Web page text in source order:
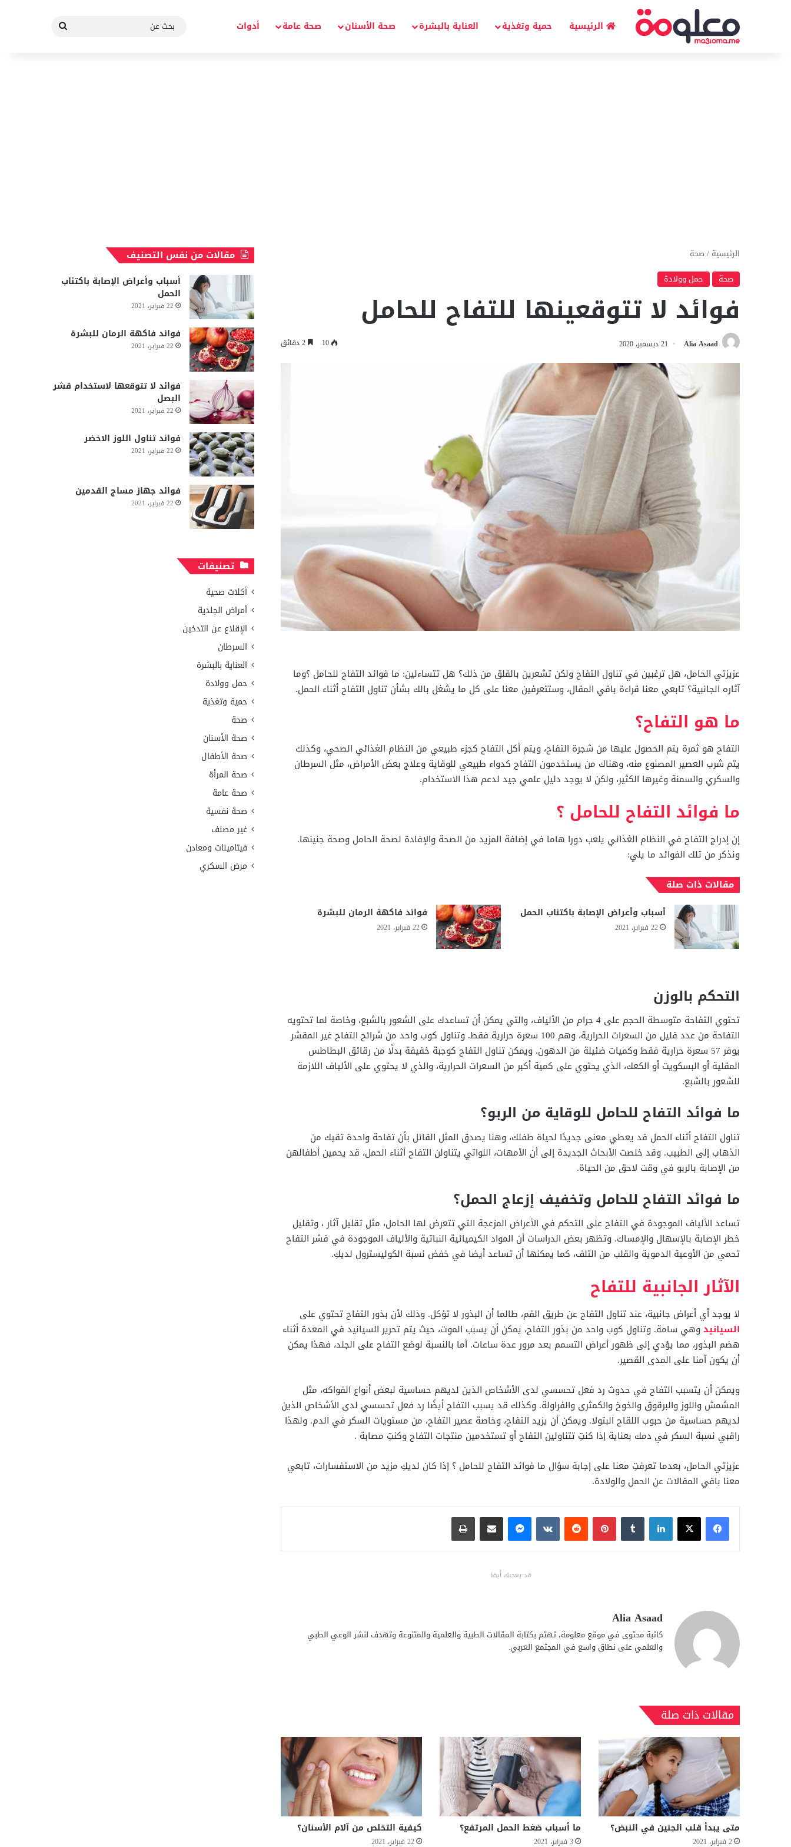
الرئيسية حمية وتغذية العناية بالبشرة صحة الأسنان صحة عامة أدوات
بحث
الرئيسية /صحة
صحة
حمل وولادة
فوائد لا تتوقعينها للتفاح للحامل
Alia Asaad 21 ديسمبر، 2020 10
عزيزتي الحامل، هل ترغبين في تناول التفاح ولكن تشعرين بالقلق من ذلك؟ هل تتساءلين: ما فوائد التفاح للحامل ؟وما
آثاره الجانبية؟ تابعي معنا قراءة باقي المقال، وستتعرفين معنا على كل ما يشغل بالك بشأن تناول التفاح أثناء الحمل.
ما هو التفاح؟
التفاح هو ثمرة يتم الحصول عليها من شجرة التفاح، ويتم أكل التفاح كجزء طبيعي من النظام الغذائي الصحي، وكذلك
يتم شرب العصير المصنوع منه، وهناك من يستخدمون التفاح كدواء طبيعي للوقاية وعلاج بعض الأمراض، مثل السرطان
والسكري والسمنة وغيرها الكثير، ولكن لا يوجد دليل علمي جيد لدعم هذا الاستخدام.
ما فوائد التفاح للحامل ؟
إن إدراج التفاح في النظام الغذائي يلعب دورا هاما في إضافة المزيد من الصحة والإفادة لصحة الحامل وصحة جنينها.
ونذكر من تلك الفوائد ما يلي:
مقالات ذات صلة
أسباب وأعراض الإصابة باكتئاب الحمل
22 فبراير، 2021
فوائد فاكهة الرمان للبشرة
22 فبراير، 2021
التحكم بالوزن
تحتوي التفاحة متوسطة الحجم على 4 جرام من الألياف، والتي يمكن أن تساعدك على الشعور بالشبع، وخاصة لما تحتويه
التفاحة من عدد قليل من السعرات الحرارية، وهم 100 سعرة حرارية فقط. وتناول كوب واحد من شرائح التفاح غير المقشر
يوفر 57 سعرة حرارية فقط وكميات ضئيلة من الدهون. ويمكن تناول التفاح كوجبة خفيفة بدلًا من رقائق البطاطس
المقلية أو البسكويت أو الكعك، الذي يحتوي على كمية أكبر من السعرات الحرارية، والذي لا يحتوي على الألياف اللازمة
للشعور بالشبع.
ما فوائد التفاح للحامل للوقاية من الربو؟
تناول التفاح أثناء الحمل قد يعطي معنى جديدًا لحياة طفلك، وهنا يصدق المثل القائل بأن تفاحة واحدة تقيك من
الذهاب إلى الطبيب. وقد خلصت الأبحاث الجديدة إلى أن الأمهات، اللواتي يتناولن التفاح أثناء الحمل، قد يحمين أطفالهن
من الإصابة بالربو في وقت لاحق من الحياة.
ما فوائد التفاح للحامل وتخفيف إزعاج الحمل؟
تساعد الألياف الموجودة في التفاح على التحكم في الأعراض المزعجة التي تتعرض لها الحامل، مثل تقليل آثار ، وتقليل
خطر الإصابة بالإسهال والإمساك. وتظهر بعض الدراسات أن المواد الكيميائية النباتية والألياف الموجودة في قشر التفاح
تحمي من الأوعية الدموية والقلب من التلف، كما يمكنها أن تساعد أيضا في خفض نسبة الكوليسترول لديكِ.
الآثار الجانبية للتفاح
لا يوجد أي أعراض جانبية، عند تناول التفاح عن طريق الفم، طالما أن البذور لا تؤكل. وذلك لأن بذور التفاح تحتوي على
السيانيدوهي سامة. وتناول كوب واحد من بذور التفاح، يمكن أن يسبب الموت، حيث يتم تحرير السيانيد في المعدة أثناء
هضم البذور، مما يؤدي إلى ظهور أعراض التسمم بعد مرور عدة ساعات. أما بالنسبة لوضع التفاح على الجلد، فهذا يمكن
أن يكون آمنا على المدى القصير.
ويمكن أن يتسبب التفاح في حدوث رد فعل تحسسي لدى الأشخاص الذين لديهم حساسية لبعض أنواع الفواكه، مثل
المشمش واللوز والبرقوق والخوخ والكمثرى والفراولة. وكذلك قد يسبب التفاح أيضًا رد فعل تحسسي لدى الأشخاص الذين
لديهم حساسية من حبوب اللقاح البتولا. ويمكن أن يزيد التفاح، وخاصة عصير التفاح، من مستويات السكر في الدم. ولهذا
راقبي نسبة السكر في دمك بعناية إذا كنتِ تتناولين التفاح أو تستخدمين منتجات التفاح وكنتِ مصابة .
عزيزتي الحامل، بعدما تعرفتِ معنا على إجابة سؤال ما فوائد التفاح للحامل ؟ إذا كان لديكِ مزيد من الاستفسارات، تابعي
معنا باقي المقالات عن الحمل والولادة.
فيسبوكX لينكدإن بينتيريست ماسنجر مشاركة عبر البريد طباعة
قد يعجبك أيضا
Alia Asaad
كاتبة محتوى في موقع معلومة، تهتم بكتابة المقالات الطبية والعلمية والمتنوعة وتهدف لنشر الوعي الطبي
والعلمي على نطاق واسع في المجتمع العربي.
مقالات ذات صلة
متى يبدأ قلب الجنين في النبض؟
2 فبراير، 2021
ما أسباب ضغط الحمل المرتفع؟
3 فبراير، 2021
كيفية التخلص من آلام الأسنان؟
22 فبراير، 2021
مقالات من نفس التصنيف
أسباب وأعراض الإصابة باكتئاب
الحمل
22 فبراير، 2021
فوائد فاكهة الرمان للبشرة
22 فبراير، 2021
فوائد لا تتوقعها لاستخدام قشر
البصل
22 فبراير، 2021
فوائد تناول اللوز الاخضر
22 فبراير، 2021
فوائد جهاز مساج القدمين
22 فبراير، 2021
تصنيفات
أكلات صحية
أمراض الجلدية
الإقلاع عن التدخين
السرطان
العناية بالبشرة
حمل وولادة
حمية وتغذية
صحة
صحة الأسنان
صحة الأطفال
صحة المرأة
صحة عامة
صحة نفسية
غير مصنف
فيتامينات ومعادن
مرض السكري